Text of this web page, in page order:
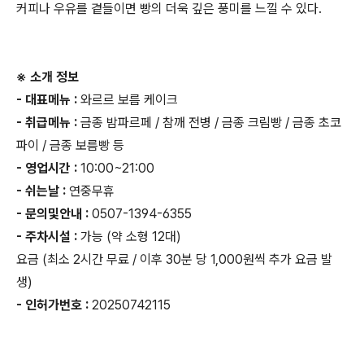
커피나 우유를 곁들이면 빵의 더욱 깊은 풍미를 느낄 수 있다.
※ 소개 정보
- 대표메뉴 : 와르르 보름 케이크
- 취급메뉴 : 금종 밤파르페 / 참깨 전병 / 금종 크림빵 / 금종 초코
파이 / 금종 보름빵 등
- 영업시간 : 10:00~21:00
- 쉬는날 : 연중무휴
- 문의및안내 : 0507-1394-6355
- 주차시설 : 가능 (약 소형 12대)
요금 (최소 2시간 무료 / 이후 30분 당 1,000원씩 추가 요금 발
생)
- 인허가번호 : 20250742115